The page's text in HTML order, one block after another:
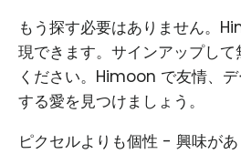
もう探す必要はありません。
現できます。サインアップし
ください。Himoon で友情、
する愛を見つけましょう。
ピクセルよりも個性 - 興味が